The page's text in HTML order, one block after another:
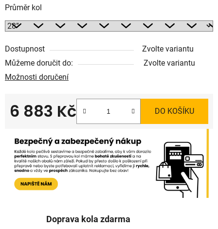
Průměr kol
Dostupnost
Zvolte variantu
Můžeme doručit do:
Zvolte variantu
Možnosti doručení
6 883 Kč DO KOŠÍKU
Doprava kola zdarma